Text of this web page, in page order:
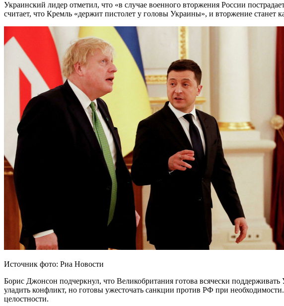
Украинский лидер отметил, что «в случае военного вторжения России
считает, что Кремль «держит пистолет у головы Украины», и вторжение станет
Источник фото: Риа Новости
Борис Джонсон подчеркнул, что Великобритания готова всячески
уладить конфликт, но готовы ужесточать санкции против РФ при
целостности.